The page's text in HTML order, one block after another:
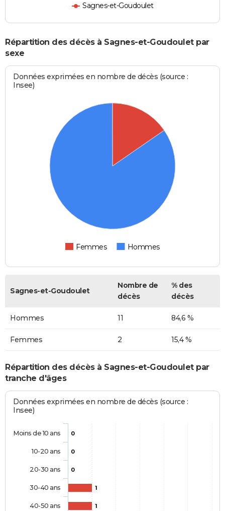
Sagnes-et-Goudoulet
Répartition des décès à Sagnes-et-Goudoulet par
sexe
Données exprimées en nombre de décès (source :
Insee)
Femmes Hommes
Sagnes-et-Goudoulet
Nombre de
décès
% des
décès
Hommes 11 84,6 %
Femmes 2 15,4 %
Répartition des décès à Sagnes-et-Goudoulet par
tranche d'âges
Données exprimées en nombre de décès (source :
Insee)
0
0
0
1
1
Moins de 10 ans
10-20 ans
20-30 ans
30-40 ans
40-50 ans